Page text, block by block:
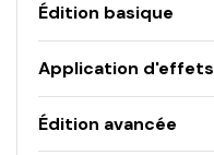
Édition basique
Application d'effets
Édition avancée